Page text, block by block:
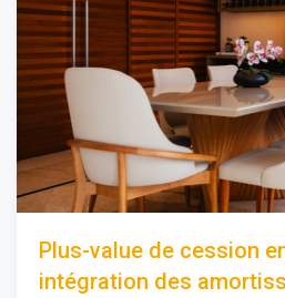
Plus-value de cession
intégration des